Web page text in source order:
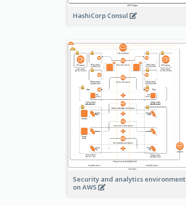
HashiCorp Consul
Security and analytics environment
on AWS